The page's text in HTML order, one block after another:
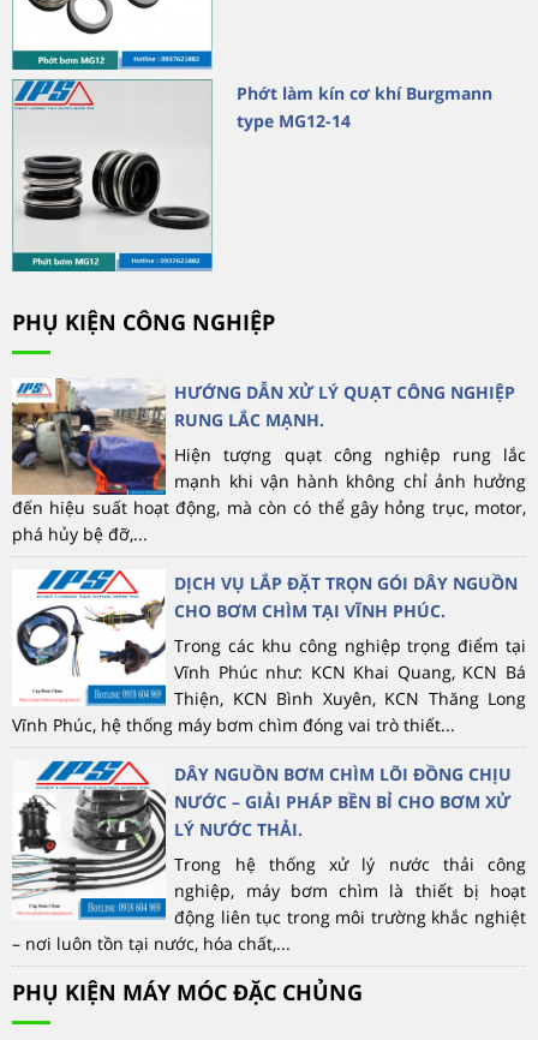
Phớt làm kín cơ khí Burgmann
type MG12-14
PHỤ KIỆN CÔNG NGHIỆP
HƯỚNG DẪN XỬ LÝ QUẠT CÔNG NGHIỆP
RUNG LẮC MẠNH.
Hiện tượng quạt công nghiệp rung lắc
mạnh khi vận hành không chỉ ảnh hưởng
đến hiệu suất hoạt động, mà còn có thể gây hỏng trục, motor,
phá hủy bệ đỡ,...
DỊCH VỤ LẮP ĐẶT TRỌN GÓI DÂY NGUỒN
CHO BƠM CHÌM TẠI VĨNH PHÚC.
Trong các khu công nghiệp trọng điểm tại
Vĩnh Phúc như: KCN Khai Quang, KCN Bá
Thiện, KCN Bình Xuyên, KCN Thăng Long
Vĩnh Phúc, hệ thống máy bơm chìm đóng vai trò thiết...
DÂY NGUỒN BƠM CHÌM LÕI ĐỒNG CHỊU
NƯỚC – GIẢI PHÁP BỀN BỈ CHO BƠM XỬ
LÝ NƯỚC THẢI.
Trong hệ thống xử lý nước thải công
nghiệp, máy bơm chìm là thiết bị hoạt
động liên tục trong môi trường khắc nghiệt
– nơi luôn tồn tại nước, hóa chất,...
PHỤ KIỆN MÁY MÓC ĐẶC CHỦNG